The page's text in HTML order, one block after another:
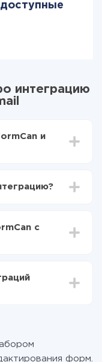
интеграцию
и
из FormCan
30-минут. В
с
количество
из одной
Подробнее
форм.